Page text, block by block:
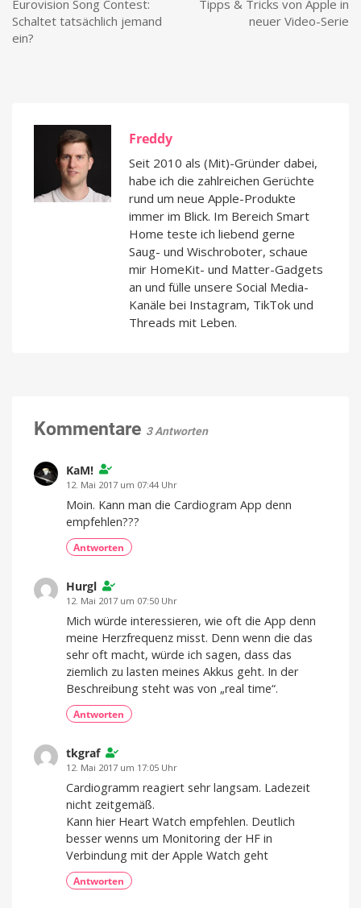
Eurovision Song Contest:
Schaltet tatsächlich jemand
ein?
Tipps & Tricks von Apple in
neuer Video-Serie
Freddy
Seit 2010 als (Mit)-Gründer dabei,
habe ich die zahlreichen Gerüchte
rund um neue Apple-Produkte
immer im Blick. Im Bereich Smart
Home teste ich liebend gerne
Saug- und Wischroboter, schaue
mir HomeKit- und Matter-Gadgets
an und fülle unsere Social Media-
Kanäle bei Instagram, TikTok und
Threads mit Leben.
Kommentare 3 Antworten
KaM!
12. Mai 2017 um 07:44 Uhr
Moin. Kann man die Cardiogram App denn
empfehlen???
Antworten
Hurgl
12. Mai 2017 um 07:50 Uhr
Mich würde interessieren, wie oft die App denn
meine Herzfrequenz misst. Denn wenn die das
sehr oft macht, würde ich sagen, dass das
ziemlich zu lasten meines Akkus geht. In der
Beschreibung steht was von „real time“.
Antworten
tkgraf
12. Mai 2017 um 17:05 Uhr
Cardiogramm reagiert sehr langsam. Ladezeit
nicht zeitgemäß.
Kann hier Heart Watch empfehlen. Deutlich
besser wenns um Monitoring der HF in
Verbindung mit der Apple Watch geht
Antworten